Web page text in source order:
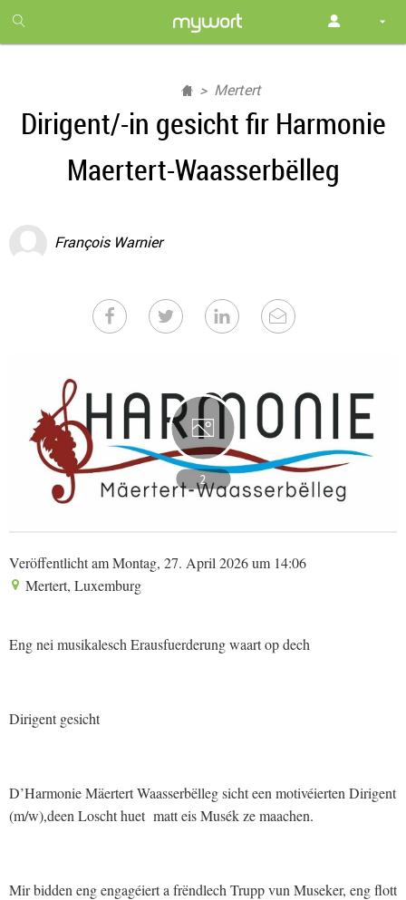
month
free
Mertert
Dirigent/-in gesicht fir Harmonie
Maertert-Waasserbëlleg
François Warnier
2
Veröffentlicht am Montag, 27. April 2026 um 14:06
Mertert, Luxemburg
Eng nei musikalesch Erausfuerderung waart op dech
Dirigent gesicht
D’Harmonie Mäertert Waasserbëlleg sicht een motivéierten Dirigent
(m/w),deen Loscht huet matt eis Musék ze maachen.
Mir bidden eng engagéiert a frëndlech Trupp vun Museker, eng flott